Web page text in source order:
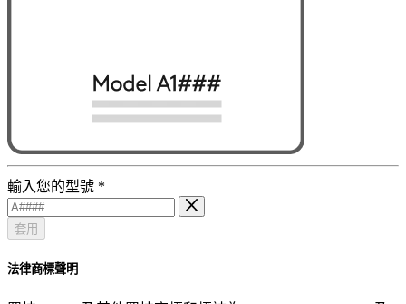
輸入您的型號 *
套用
法律商標聲明